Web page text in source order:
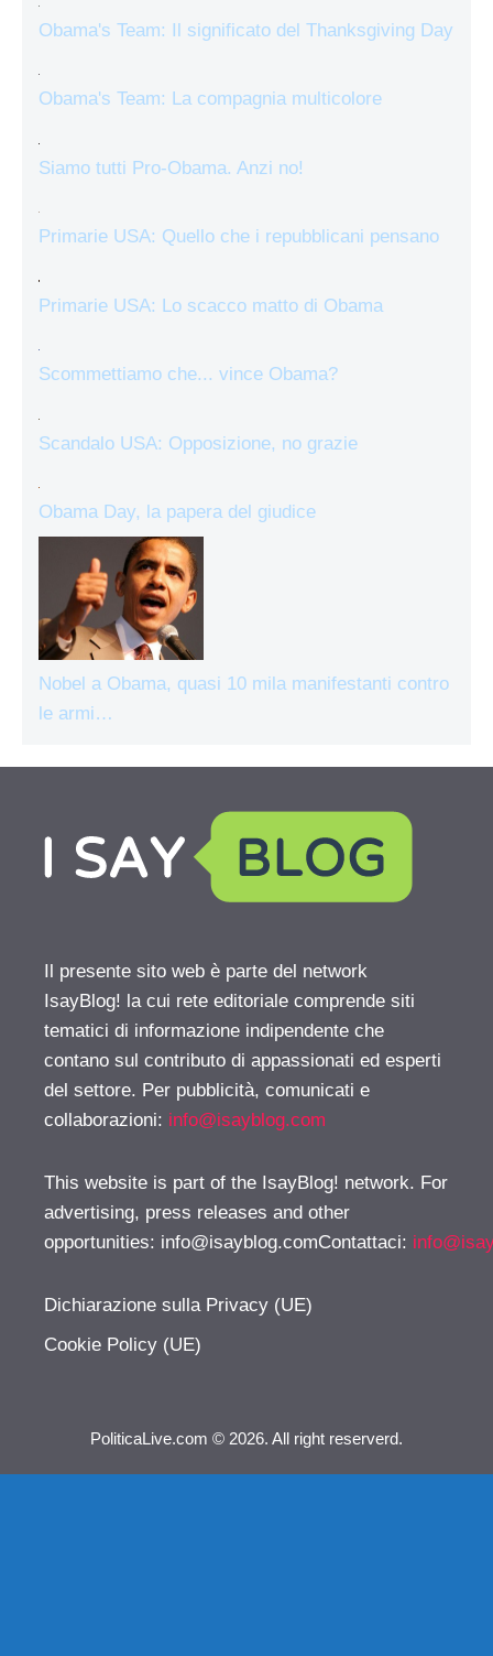
Obama's Team: Il significato del Thanksgiving Day
Obama's Team: La compagnia multicolore
Siamo tutti Pro-Obama. Anzi no!
Primarie USA: Quello che i repubblicani pensano
Primarie USA: Lo scacco matto di Obama
Scommettiamo che... vince Obama?
Scandalo USA: Opposizione, no grazie
Obama Day, la papera del giudice
Nobel a Obama, quasi 10 mila manifestanti contro
le armi…
Il presente sito web è parte del network
IsayBlog! la cui rete editoriale comprende siti
tematici di informazione indipendente che
contano sul contributo di appassionati ed esperti
del settore. Per pubblicità, comunicati e
collaborazioni: info@isayblog.com
This website is part of the IsayBlog! network. For
advertising, press releases and other
opportunities: info@isayblog.comContattaci:
Dichiarazione sulla Privacy (UE)
Cookie Policy (UE)
PoliticaLive.com © 2026. All right reserverd.